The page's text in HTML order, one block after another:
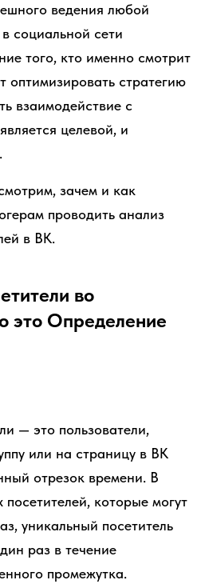
ведения любой
социальной сети
того, кто именно смотрит
оптимизировать стратегию
взаимодействие с
целевой, и
зачем и как
проводить анализ
в ВК.
во
это Определение
— это пользователи,
или на страницу в ВК
отрезок времени. В
которые могут
уникальный посетитель
раз в течение
промежутка.